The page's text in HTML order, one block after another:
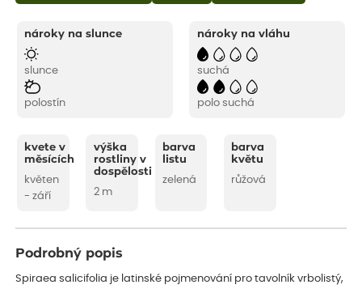
nároky na slunce
slunce
polostín
nároky na vláhu
suchá
polo suchá
kvete v
měsících
květen
- září
výška
rostliny v
dospělosti
2 m
barva
listu
zelená
barva
květu
růžová
Podrobný popis
Spiraea salicifolia je latinské pojmenování pro tavolník vrbolistý,